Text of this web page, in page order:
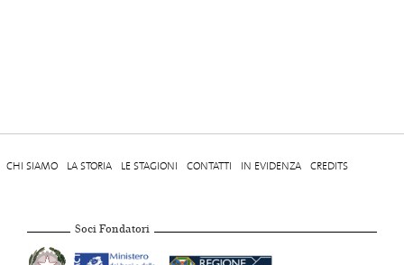
CHI SIAMO LA STORIA LE STAGIONI CONTATTI IN EVIDENZA CREDITS
Soci Fondatori